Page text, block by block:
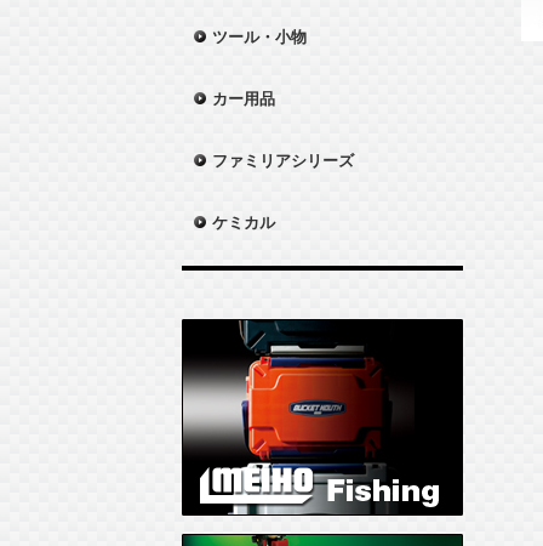
ツール・小物
カー用品
ファミリアシリーズ
ケミカル